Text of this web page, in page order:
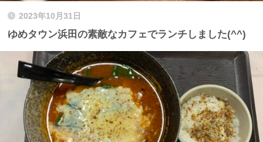
2023年10月31日
ゆめタウン浜田の素敵なカフェでランチしました(^^)